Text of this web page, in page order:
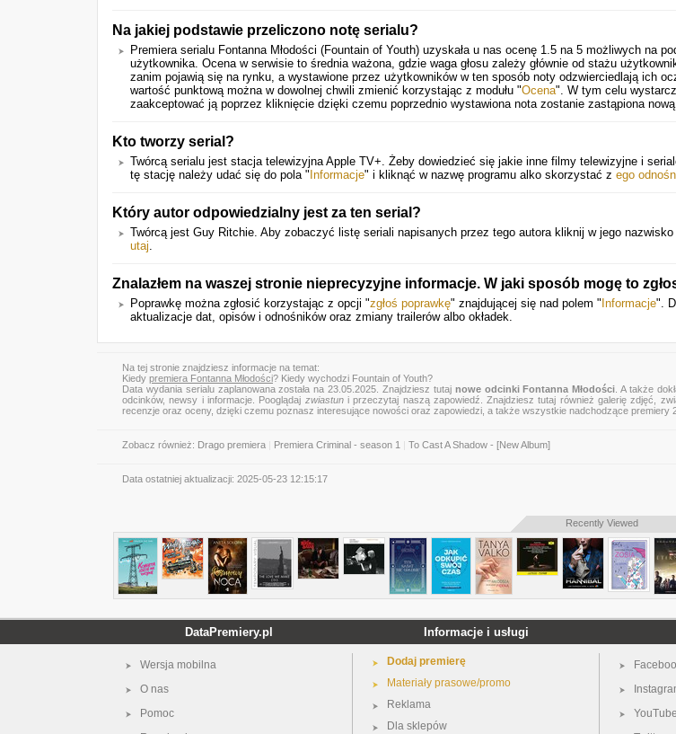
Na jakiej podstawie przeliczono notę serialu?
Premiera serialu Fontanna Młodości (Fountain of Youth) uzyskała u nas ocenę 1.5 na 5 możliwych na
użytkownika. Ocena w serwisie to średnia ważona, gdzie waga głosu zależy głównie od stażu
zanim pojawią się na rynku, a wystawione przez użytkowników w ten sposób noty odzwierciedlają ich
wartość punktową można w dowolnej chwili zmienić korzystając z modułu "Ocena". W tym celu
zaakceptować ją poprzez kliknięcie dzięki czemu poprzednio wystawiona nota zostanie zastąpiona
Kto tworzy serial?
Twórcą serialu jest stacja telewizyjna Apple TV+. Żeby dowiedzieć się jakie inne filmy telewizyjne i
tę stację należy udać się do pola " Informacje" i kliknąć w nazwę programu alko skorzystać z ego
Który autor odpowiedzialny jest za ten serial?
Twórcą jest Guy Ritchie. Aby zobaczyć listę seriali napisanych przez tego autora kliknij w jego nazwisko
utaj.
Znalazłem na waszej stronie nieprecyzyjne informacje. W jaki sposób mogę to
Poprawkę można zgłosić korzystając z opcji "zgłoś poprawkę" znajdującej się nad polem " Informacje".
aktualizacje dat, opisów i odnośników oraz zmiany trailerów albo okładek.
Na tej stronie znajdziesz informacje na temat:
Kiedy premiera Fontanna Młodości? Kiedy wychodzi Fountain of Youth?
Data wydania serialu zaplanowana została na 23.05.2025. Znajdziesz tutaj nowe odcinki Fontanna Młodości . A także
odcinków, newsy i informacje. Pooglądaj zwiastuni przeczytaj naszą zapowiedź. Znajdziesz tutaj również galerię zdjęć,
recenzje oraz oceny, dzięki czemu poznasz interesujące nowości oraz zapowiedzi, a także wszystkie nadchodzące premiery
Zobacz również: Drago premiera Premiera Criminal - season 1 To Cast A Shadow - [New Album]
Data ostatniej aktualizacji: 2025-05-23 12:15:17
Recently Viewed
DataPremiery.pl
Wersja mobilna
O nas
Pomoc
Informacje i usługi
Dodaj premierę
Materiały prasowe/promo
Reklama
Dla sklepów
YouTube